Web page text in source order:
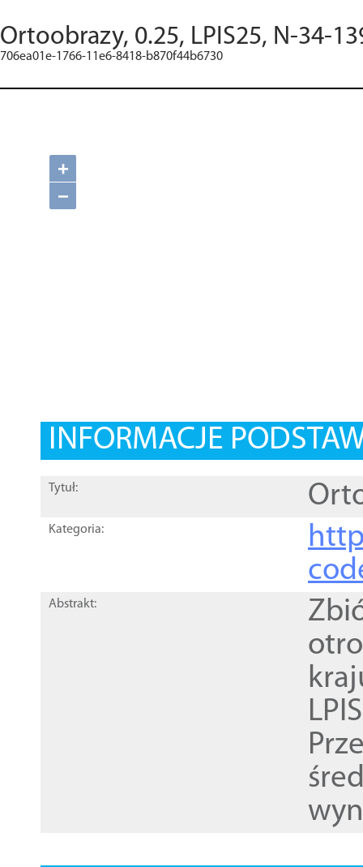
Ortoobrazy, 0.25, LPIS25, N-34-
706ea01e-1766-11e6-8418-b870f44b6730
+
−
INFORMACJE
Tytuł:
Kategoria:
Abstrakt: